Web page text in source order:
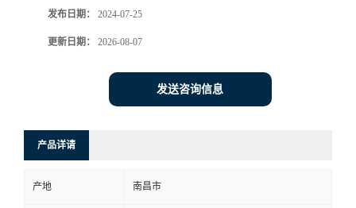
发布日期： 2024-07-25
更新日期： 2026-08-07
发送咨询信息
产品详请
产地 南昌市